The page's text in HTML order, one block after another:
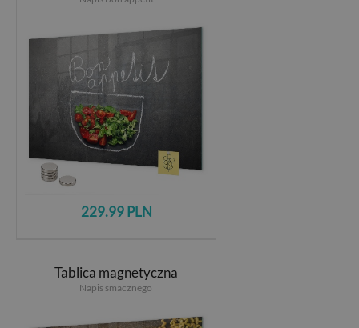
229.99 PLN
Tablica magnetyczna
Napis smacznego